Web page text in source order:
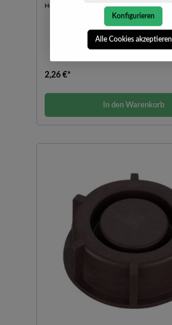
Hersteller: Kautex Textron GmbH & Co.KG
2,26 €*
In den Warenkorb
Konfigurieren
Alle Cookies akzeptieren